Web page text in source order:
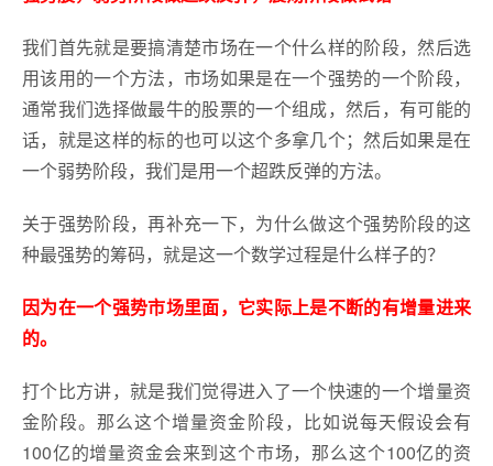
我们首先就是要搞清楚市场在一个什么样的阶段，然后选
用该用的一个方法，市场如果是在一个强势的一个阶段，
通常我们选择做最牛的股票的一个组成，然后，有可能的
话，就是这样的标的也可以这个多拿几个；然后如果是在
一个弱势阶段，我们是用一个超跌反弹的方法。
关于强势阶段，再补充一下，为什么做这个强势阶段的这
种最强势的筹码，就是这一个数学过程是什么样子的？
因为在一个强势市场里面，它实际上是不断的有增量进来
的。
打个比方讲，就是我们觉得进入了一个快速的一个增量资
金阶段。那么这个增量资金阶段，比如说每天假设会有
100亿的增量资金会来到这个市场，那么这个100亿的资